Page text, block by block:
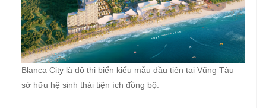
Blanca City là đô thị biển kiểu mẫu đầu tiên tại Vũng Tàu
sở hữu hệ sinh thái tiện ích đồng bộ.